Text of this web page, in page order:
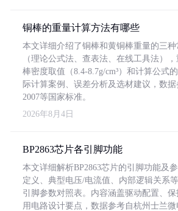
铜棒的重量计算方法有哪些
本文详细介绍了铜棒和黄铜棒重量的三
（理论公式法、查表法、在线工具法）
棒密度取值（8.4-8.7g/cm³）和计算公式
际计算案例、误差分析及选材建议，数据
2007等国家标准。
2026年8月4日
BP2863芯片各引脚功能
本文详细解析BP2863芯片的引脚功能及
定义、典型电压/电流值、内部逻辑关系
引脚参数对照表。内容涵盖驱动配置、
用电路设计要点，数据参考自杭州士兰